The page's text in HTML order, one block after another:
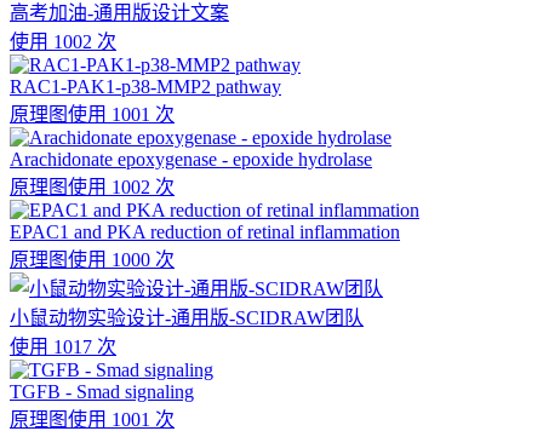
高考加油-通用版设计文案
使用 1002 次
RAC1-PAK1-p38-MMP2 pathway
原理图使用 1001 次
Arachidonate epoxygenase - epoxide hydrolase
原理图使用 1002 次
EPAC1 and PKA reduction of retinal inflammation
原理图使用 1000 次
小鼠动物实验设计-通用版-SCIDRAW团队
使用 1017 次
TGFB - Smad signaling
原理图使用 1001 次